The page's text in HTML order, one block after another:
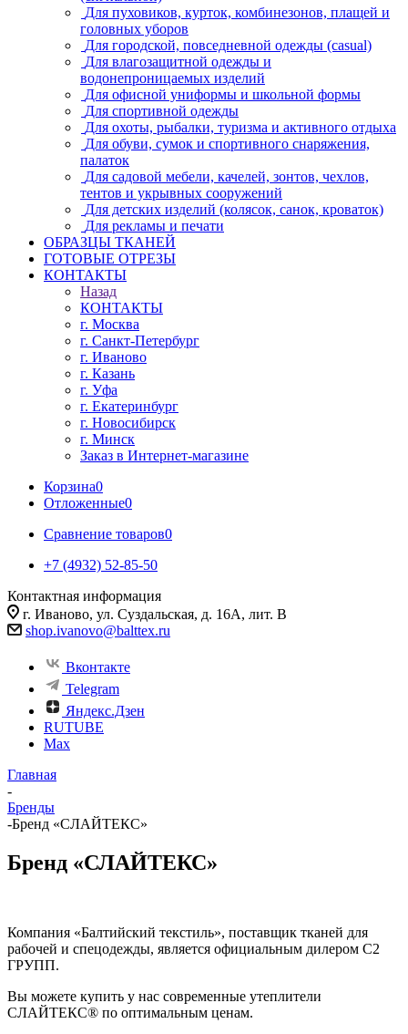
Для пуховиков, курток, комбинезонов, плащей и
головных уборов
Для городской, повседневной одежды (casual)
Для влагозащитной одежды и
водонепроницаемых изделий
Для офисной униформы и школьной формы
Для спортивной одежды
Для охоты, рыбалки, туризма и активного отдыха
Для обуви, сумок и спортивного снаряжения,
палаток
Для садовой мебели, качелей, зонтов, чехлов,
тентов и укрывных сооружений
Для детских изделий (колясок, санок, кроваток)
Для рекламы и печати
ОБРАЗЦЫ ТКАНЕЙ
ГОТОВЫЕ ОТРЕЗЫ
КОНТАКТЫ
Назад
КОНТАКТЫ
г. Москва
г. Санкт-Петербург
г. Иваново
г. Казань
г. Уфа
г. Екатеринбург
г. Новосибирск
г. Минск
Заказ в Интернет-магазине
Корзина0
Отложенные0
Сравнение товаров0
+7 (4932) 52-85-50
Контактная информация
г. Иваново, ул. Суздальская, д. 16А, лит. В
shop.ivanovo@balttex.ru
Вконтакте
Telegram
Яндекс.Дзен
RUTUBE
Max
Главная
-
Бренды
-Бренд «СЛАЙТЕКС»
Бренд «СЛАЙТЕКС»
Компания «Балтийский текстиль», поставщик тканей для
рабочей и спецодежды, является официальным дилером С2
ГРУПП.
Вы можете купить у нас современные утеплители
СЛАЙТЕКС® по оптимальным ценам.